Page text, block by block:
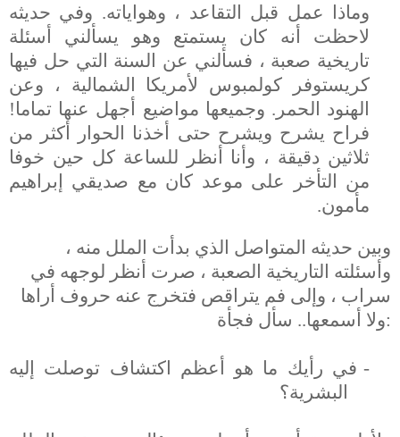
وماذا عمل قبل التقاعد ، وهواياته. وفي حديثه
لاحظت أنه كان يستمتع وهو يسألني أسئلة
تاريخية صعبة ، فسألني عن السنة التي حل فيها
كريستوفر كولمبوس لأمريكا الشمالية ، وعن
الهنود الحمر. وجميعها مواضيع أجهل عنها تماما!
فراح يشرح ويشرح حتى أخذنا الحوار أكثر من
ثلاثين دقيقة ، وأنا أنظر للساعة كل حين خوفا
من التأخر على موعد كان مع صديقي إبراهيم
مأمون.
وبين حديثه المتواصل الذي بدأت الملل منه ،
وأسئلته التاريخية الصعبة ، صرت أنظر لوجهه في
سراب ، وإلى فم يتراقص فتخرج عنه حروف أراها
ولا أسمعها.. سأل فجأة:
- في رأيك ما هو أعظم اكتشاف توصلت إليه
البشرية؟